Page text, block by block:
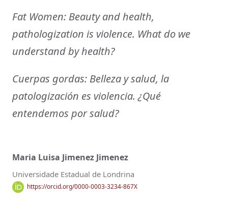
Fat Women: Beauty and health,
pathologization is violence. What do we
understand by health?
Cuerpas gordas: Belleza y salud, la
patologización es violencia. ¿Qué
entendemos por salud?
Maria Luisa Jimenez Jimenez
Universidade Estadual de Londrina
https://orcid.org/0000-0003-3234-867X